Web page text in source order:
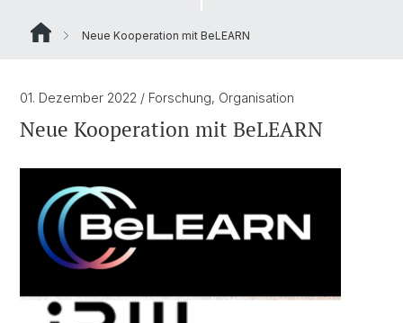
Neue Kooperation mit BeLEARN
01. Dezember 2022 / Forschung, Organisation
Neue Kooperation mit BeLEARN